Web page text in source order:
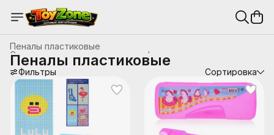
Пеналы пластиковые
Сумки, рюкзаки, пеналы, папки, фартуки для труда
Канцтовары, школьные принадлежности
Главная ›
Пеналы пластиковые
Фильтры Сортировка